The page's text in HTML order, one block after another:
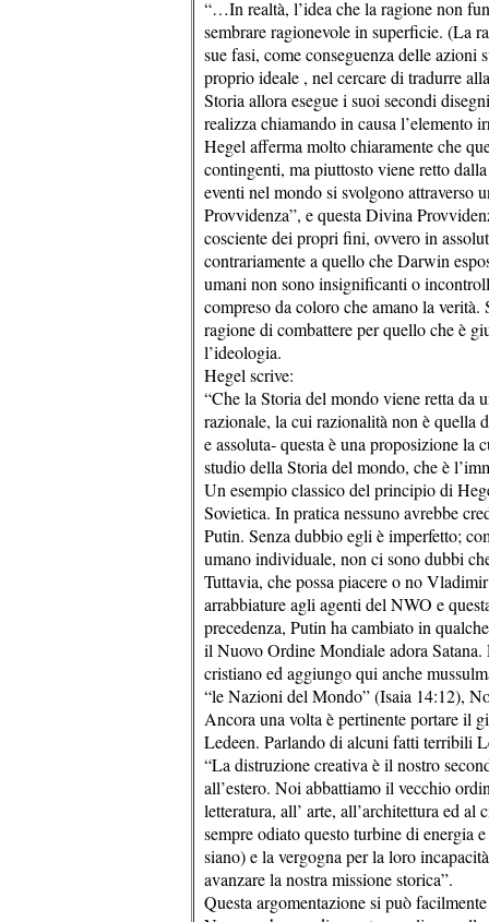
“…In realtà, l’idea che la ragione non
sembrare ragionevole in superficie. (La
sue fasi, come conseguenza delle azioni
proprio ideale , nel cercare di tradurre
Storia allora esegue i suoi secondi
realizza chiamando in causa l’elemento
Hegel afferma molto chiaramente che
contingenti, ma piuttosto viene retto
eventi nel mondo si svolgono attraverso
Provvidenza”, e questa Divina
cosciente dei propri fini, ovvero in
contrariamente a quello che Darwin
umani non sono insignificanti o
compreso da coloro che amano la
ragione di combattere per quello che è
l’ideologia.
Hegel scrive:
“Che la Storia del mondo viene retta da
razionale, la cui razionalità non è quella
e assoluta- questa è una proposizione
studio della Storia del mondo, che è
Un esempio classico del principio di
Sovietica. In pratica nessuno avrebbe
Putin. Senza dubbio egli è imperfetto;
umano individuale, non ci sono dubbi
Tuttavia, che possa piacere o no
arrabbiature agli agenti del NWO e
precedenza, Putin ha cambiato in
il Nuovo Ordine Mondiale adora
cristiano ed aggiungo qui anche
“le Nazioni del Mondo” (Isaia 14:12),
Ancora una volta è pertinente portare il
Ledeen. Parlando di alcuni fatti terribili
“La distruzione creativa è il nostro
all’estero. Noi abbattiamo il vecchio
letteratura, all’ arte, all’architettura ed
sempre odiato questo turbine di energia
siano) e la vergogna per la loro
avanzare la nostra missione storica”.
Questa argomentazione si può